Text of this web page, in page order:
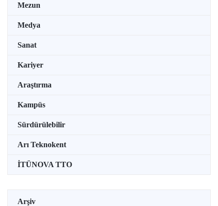
Mezun
Medya
Sanat
Kariyer
Araştırma
Kampüs
Sürdürülebilir
Arı Teknokent
İTÜNOVA TTO
Arşiv